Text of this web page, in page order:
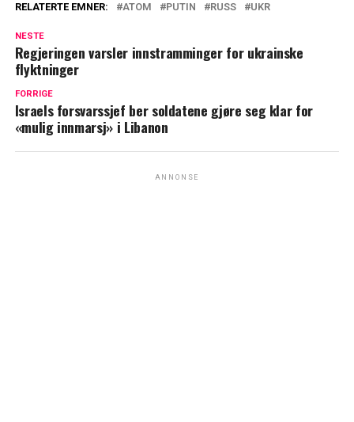
RELATERTE EMNER: ATOM PUTIN RUSS UKR
NESTE
Regjeringen varsler innstramminger for ukrainske
flyktninger
FORRIGE
Israels forsvarssjef ber soldatene gjøre seg klar for
«mulig innmarsj» i Libanon
ANNONSE